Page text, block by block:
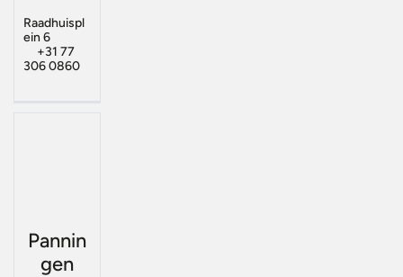
Raadhuispl
ein 6
+31 77
306 0860
Pannin
gen